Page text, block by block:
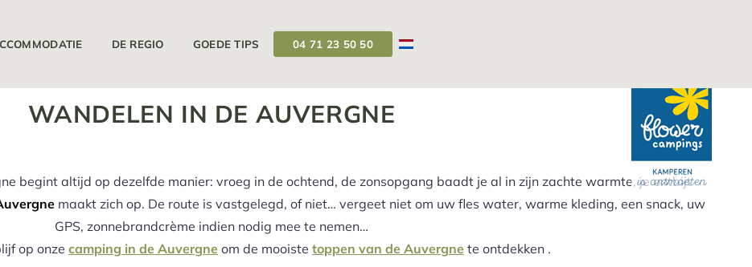
DE REGIO GOEDE TIPS 04 71 23 50 50
WANDELEN IN DE AUVERGNE
begint altijd op dezelfde manier: vroeg in de ochtend, de zonsopgang baadt je al in zijn zachte warmte, je ontbijt
maakt zich op. De route is vastgelegd, of niet… vergeet niet om uw fles water, warme kleding, een snack, uw
GPS, zonnebrandcrème indien nodig mee te nemen…
op onze camping in de Auvergne om de mooiste toppen van de Auvergne te ontdekken .